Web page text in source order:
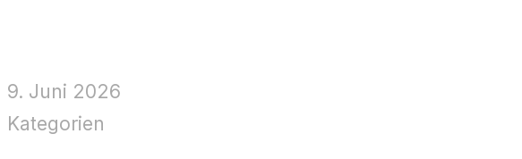
9. Juni 2026
Kategorien